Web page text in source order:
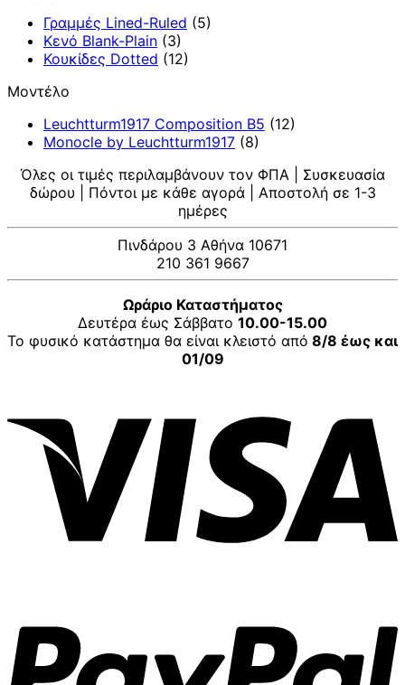
Γραμμές Lined-Ruled (5)
Κενό Blank-Plain (3)
Κουκίδες Dotted (12)
Μοντέλο
Leuchtturm1917 Composition B5 (12)
Monocle by Leuchtturm1917 (8)
Όλες οι τιμές περιλαμβάνουν τον ΦΠΑ | Συσκευασία
δώρου | Πόντοι με κάθε αγορά | Αποστολή σε 1-3
ημέρες
Πινδάρου 3 Αθήνα 10671
210 361 9667
Ωράριο Καταστήματος
Δευτέρα έως Σάββατο 10.00-15.00
Το φυσικό κατάστημα θα είναι κλειστό από 8/8 έως και
01/09